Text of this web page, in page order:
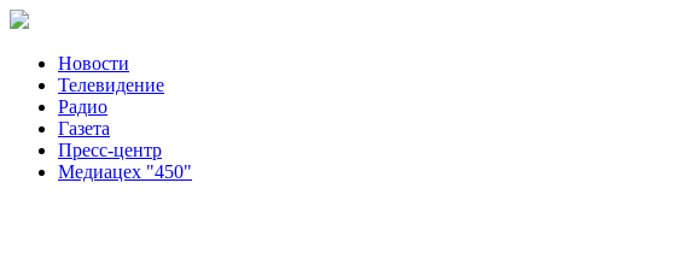
Новости
Телевидение
Радио
Газета
Пресс-центр
Медиацех "450"